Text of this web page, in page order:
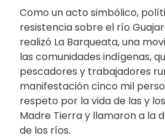
Como un acto simbólico,
resistencia sobre el río
realizó La Barqueata, una
las comunidades indígenas,
pescadores y trabajadores
manifestación cinco mil
respeto por la vida de las y
Madre Tierra y llamaron a la
de los ríos.